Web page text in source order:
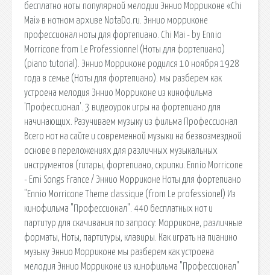
бесплатно ноты популярной мелодии Эннио Морриконе «Chi
Mai» в нотном архиве NotaDo.ru. Эннио морриконе
профессионал ноты для фортепиано. Chi Mai - by Ennio
Morricone from Le Professionnel (Ноты для фортепиано)
(piano tutorial). Эннио Морриконе родился 10 ноября 1928
года в семье (Ноты для фортепиано). мы разберем как
устроена мелодия Эннио Морриконе из кинофильма
'Профессионал'. 3 видеоурок игры на фортепиано для
начинающих. Разучиваем музыку из фильма Профессионал
Всего нот на сайте и современной музыки на безвозмездной
основе в переложениях для различных музыкальных
инструментов (гитары, фортепиано, скрипки. Ennio Morricone
- Emi Songs France / Эннио Морриконе Ноты для фортепиано
"Ennio Morricone Theme classique (from Le professionel) Из
кинофильма "Профессионал". 440 бесплатных нот и
партитур для скачивания по запросу: Морриконе, различные
форматы, Ноты, партитуры, клавиры. Как играть на пианино
музыку Эннио Морриконе мы разберем как устроена
мелодия Эннио Морриконе из кинофильма "Профессионал"